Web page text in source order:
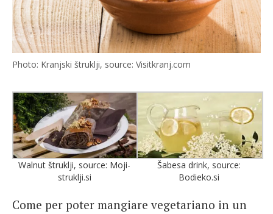
Photo: Kranjski štruklji, source: Visitkranj.com
Walnut štruklji, source: Moji-
struklji.si
Šabesa drink, source:
Bodieko.si
Come per poter mangiare vegetariano in un